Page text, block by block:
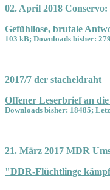
02. April 2018
Gefühllose, brutale
103 kB; Downloads bisher:
2017/7 der stacheldraht
Offener Leserbrief an
Downloads bisher: 18485;
21. März 2017 MDR
"DDR-Flüchtlinge